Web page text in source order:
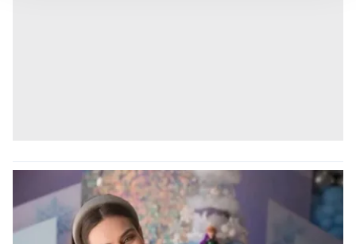
kullanılmaktadır. Diğer çerezler, sitemizin daha işlevsel
kılınması ve kişiselleştirilmesi ve sizlere yönelik
reklam/pazarlama faaliyetlerinin yapılması, amaçlarıyla
sınırlı olarak açık rızanız dahilinde kullanılacaktır.